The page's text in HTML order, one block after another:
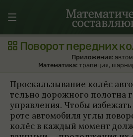
Поворот передних
Приложения:
Математика: трапеция,
Про­скаль­зы­ва­ние колёс
тельно дорож­ного полотна
управ­ле­ния. Чтобы
роте автомо­биля углы
колёс в каж­дый момент